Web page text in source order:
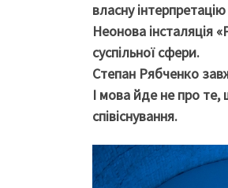
власну
Неонова інсталяція
суспільної сфери.
Степан Рябченко
І мова йде не про те,
співіснування.